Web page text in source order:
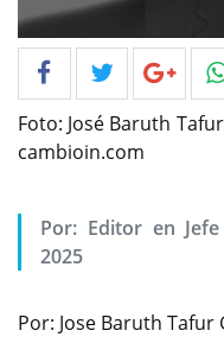
Foto: José Baruth
cambioin.com
Por: Editor en
2025
Por: Jose Baruth Tafur